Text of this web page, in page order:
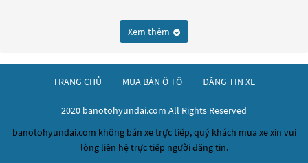
Porter có kiểu dáng thiết kế đơn giản và chắc chắn, với khung gầm
bằng thép chịu lực và khung xe vững chắc giúp tăng độ bền và độ an
với các tính năng cơ bản như điều hòa không khí, radio và hệ thống
Porter có động cơ xăng và diesel, với các phiên bản động cơ từ 2.5 đến
3.5 lít, công suất từ 85 đến 130 mã lực và hộp số sàn hoặc tự động 5
hoặc 6 cấp. Porter có khả năng vận hành mạnh mẽ và linh hoạt, giúp
Xem thêm
TRANG CHỦ MUA BÁN Ô TÔ ĐĂNG TIN XE
2020 banotohyundai.com All Rights Reserved
banotohyundai.com không bán xe trực tiếp, quý khách mua xe xin vui
lòng liên hệ trực tiếp người đăng tin.